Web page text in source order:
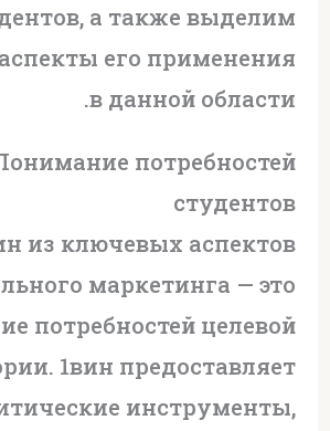
а также выделим
его применения
в данной области.
потребностей
студентов
из ключевых аспектов
маркетинга — это
потребностей целевой
1вин предоставляет
инструменты,